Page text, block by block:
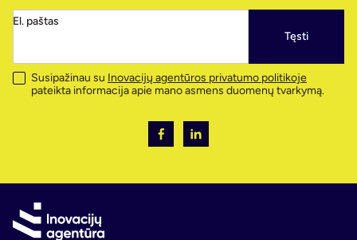
El. paštas
Tęsti
Susipažinau su Inovacijų agentūros privatumo politikoje
pateikta informacija apie mano asmens duomenų tvarkymą.